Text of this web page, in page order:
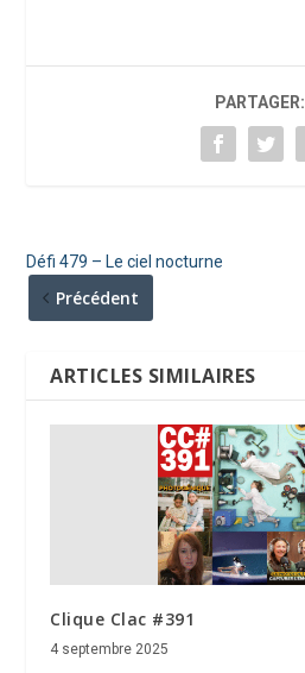
PARTAGER:
Défi 479 – Le ciel nocturne
Précédent
ARTICLES SIMILAIRES
Clique Clac #391
4 septembre 2025